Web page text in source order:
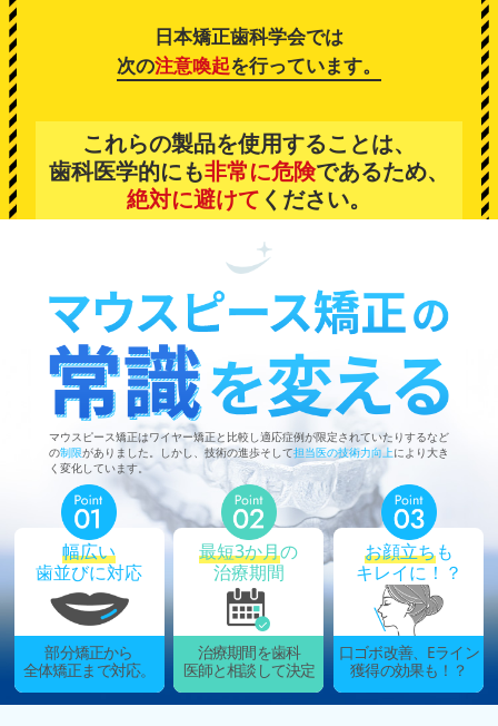
日本矯正歯科学会では
次の注意喚起を行っています。
これらの製品を使用することは、
歯科医学的にも非常に危険であるため、
絶対に避けて ください。
マウスピース矯正はワイヤー矯正と比較し適応症例が限定されていたりするなど
の制限がありました。しかし、技術の進歩そして担当医の技術力向上により大き
く変化しています。
幅広い
歯並びに対応
部分矯正から
全体矯正まで対応。
最短3か月の
治療期間
治療期間を歯科
医師と相談して決定
お顔立ちも
キレイに！？
口ゴボ改善、Eライン
獲得の効果も！？